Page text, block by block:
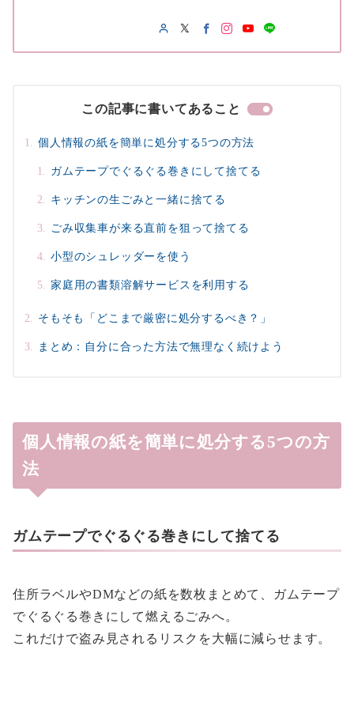
この記事に書いてあること
個人情報の紙を簡単に処分する5つの方法
ガムテープでぐるぐる巻きにして捨てる
キッチンの生ごみと一緒に捨てる
ごみ収集車が来る直前を狙って捨てる
小型のシュレッダーを使う
家庭用の書類溶解サービスを利用する
そもそも「どこまで厳密に処分するべき？」
まとめ：自分に合った方法で無理なく続けよう
個人情報の紙を簡単に処分する5つの方
法
ガムテープでぐるぐる巻きにして捨てる
住所ラベルやDMなどの紙を数枚まとめて、ガムテープ
でぐるぐる巻きにして燃えるごみへ。
これだけで盗み見されるリスクを大幅に減らせます。